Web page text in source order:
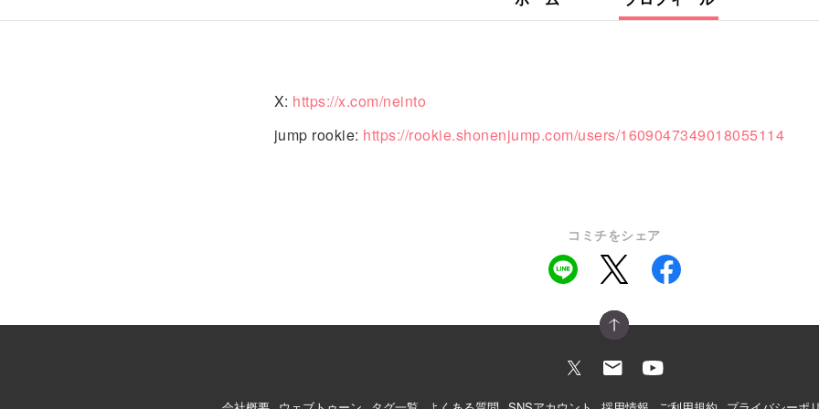
X: https://x.com/neinto
jump rookie: https://rookie.shonenjump.com/users/1609047349018055114
コミチをシェア